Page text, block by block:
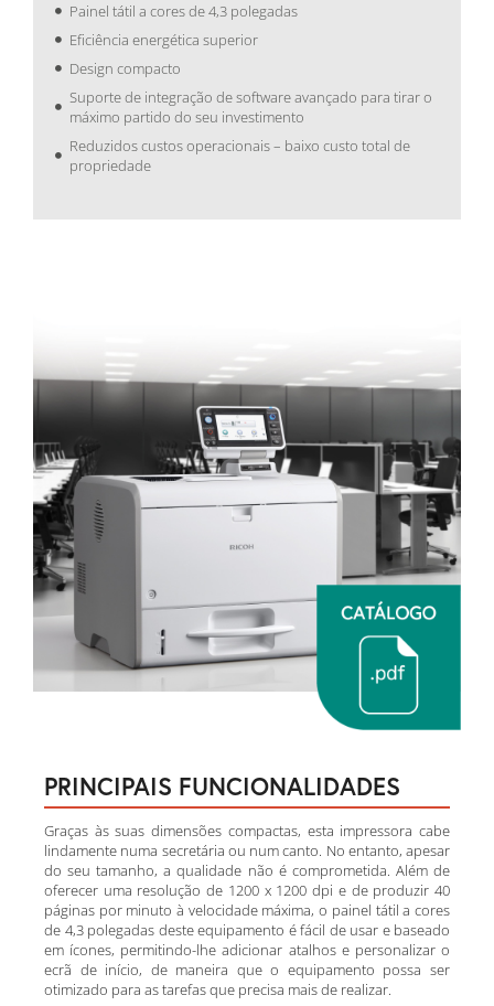
Painel tátil a cores de 4,3 polegadas
Eficiência energética superior
Design compacto
Suporte de integração de software avançado para tirar o
máximo partido do seu investimento
Reduzidos custos operacionais – baixo custo total de
propriedade
PRINCIPAIS FUNCIONALIDADES
Graças às suas dimensões compactas, esta impressora cabe
lindamente numa secretária ou num canto. No entanto, apesar
do seu tamanho, a qualidade não é comprometida. Além de
oferecer uma resolução de 1200 x 1200 dpi e de produzir 40
páginas por minuto à velocidade máxima, o painel tátil a cores
de 4,3 polegadas deste equipamento é fácil de usar e baseado
em ícones, permitindo-lhe adicionar atalhos e personalizar o
ecrã de início, de maneira que o equipamento possa ser
otimizado para as tarefas que precisa mais de realizar.